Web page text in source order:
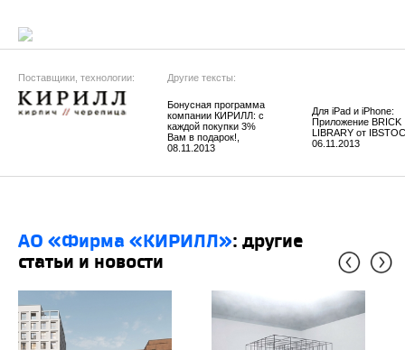
Поставщики, технологии: Другие тексты:
Бонусная программа
компании КИРИЛЛ: с
каждой покупки 3%
Вам в подарок!,
08.11.2013
Для iPad и iPhone:
Приложение BRICK
LIBRARY от
06.11.2013
АО «Фирма «КИРИЛЛ»: другие
статьи и новости